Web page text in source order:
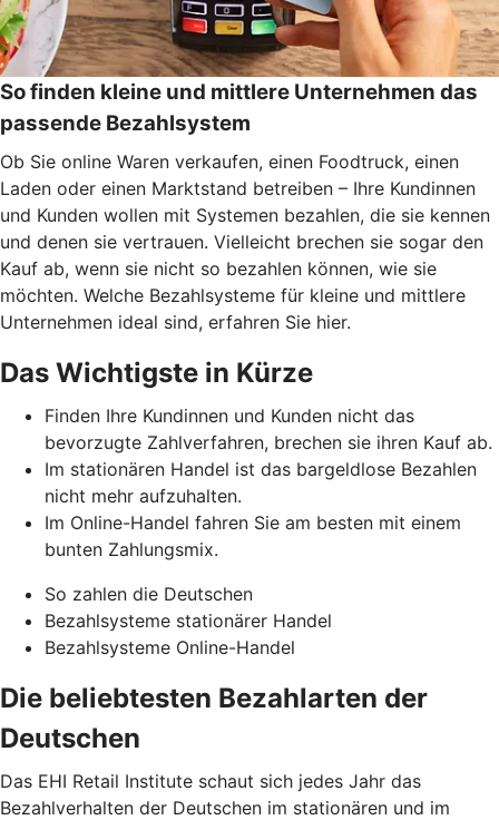
So finden kleine und mittlere Unternehmen das
passende Bezahlsystem
Ob Sie online Waren verkaufen, einen Foodtruck, einen
Laden oder einen Marktstand betreiben – Ihre Kundinnen
und Kunden wollen mit Systemen bezahlen, die sie kennen
und denen sie vertrauen. Vielleicht brechen sie sogar den
Kauf ab, wenn sie nicht so bezahlen können, wie sie
möchten. Welche Bezahlsysteme für kleine und mittlere
Unternehmen ideal sind, erfahren Sie hier.
Das Wichtigste in Kürze
Finden Ihre Kundinnen und Kunden nicht das
bevorzugte Zahlverfahren, brechen sie ihren Kauf ab.
Im stationären Handel ist das bargeldlose Bezahlen
nicht mehr aufzuhalten.
Im Online-Handel fahren Sie am besten mit einem
bunten Zahlungsmix.
So zahlen die Deutschen
Bezahlsysteme stationärer Handel
Bezahlsysteme Online-Handel
Die beliebtesten Bezahlarten der
Deutschen
Das EHI Retail Institute schaut sich jedes Jahr das
Bezahlverhalten der Deutschen im stationären und im